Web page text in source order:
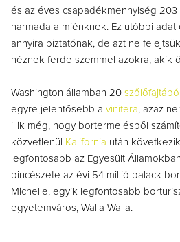
és az éves csapadékmennyiség 203
harmada a miénknek. Ez utóbbi
annyira biztatónak, de azt ne
néznek ferde szemmel azokra, akik
Washington államban 20 szőlőfajtából
egyre jelentősebb a vinifera, azaz
illik még, hogy bortermelésből
közvetlenül
Kalifornia után
legfontosabb az Egyesült
pincészete az évi 54 millió palack
Michelle, egyik legfontosabb
egyetemváros, Walla Walla.